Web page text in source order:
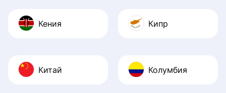
Кения Кипр
Китай Колумбия